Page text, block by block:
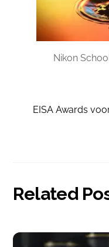
Nikon
EISA Awards
Related